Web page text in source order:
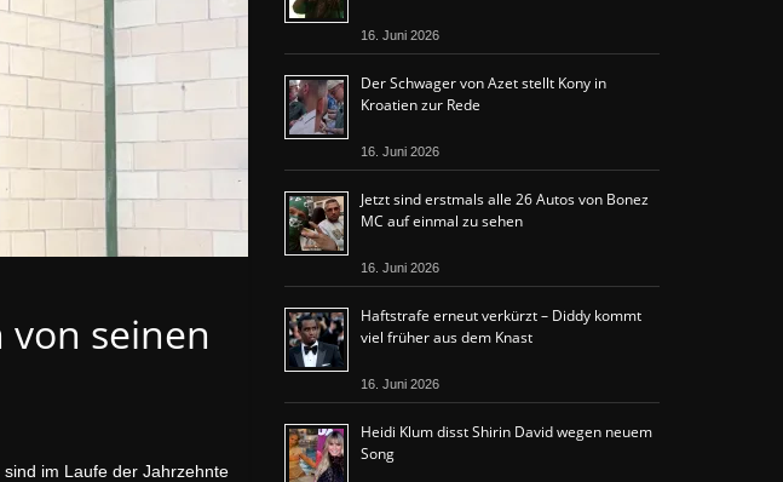
von seinen
im Laufe der Jahrzehnte
16. Juni 2026
Der Schwager von Azet stellt Kony in
Kroatien zur Rede
16. Juni 2026
Jetzt sind erstmals alle 26 Autos von Bonez
MC auf einmal zu sehen
16. Juni 2026
Haftstrafe erneut verkürzt – Diddy kommt
viel früher aus dem Knast
16. Juni 2026
Heidi Klum disst Shirin David wegen neuem
Song